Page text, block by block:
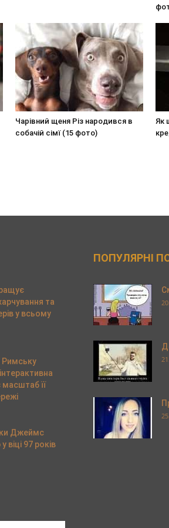
Чарівний щеня Різ народився в
собачій сімї (15 фото)
Як
та
у всьому
масштаб її
Джеймс
віці 97 років
ПОПУЛЯРНІ